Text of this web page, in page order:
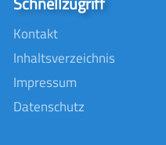
Kontakt
Inhaltsverzeichnis
Impressum
Datenschutz